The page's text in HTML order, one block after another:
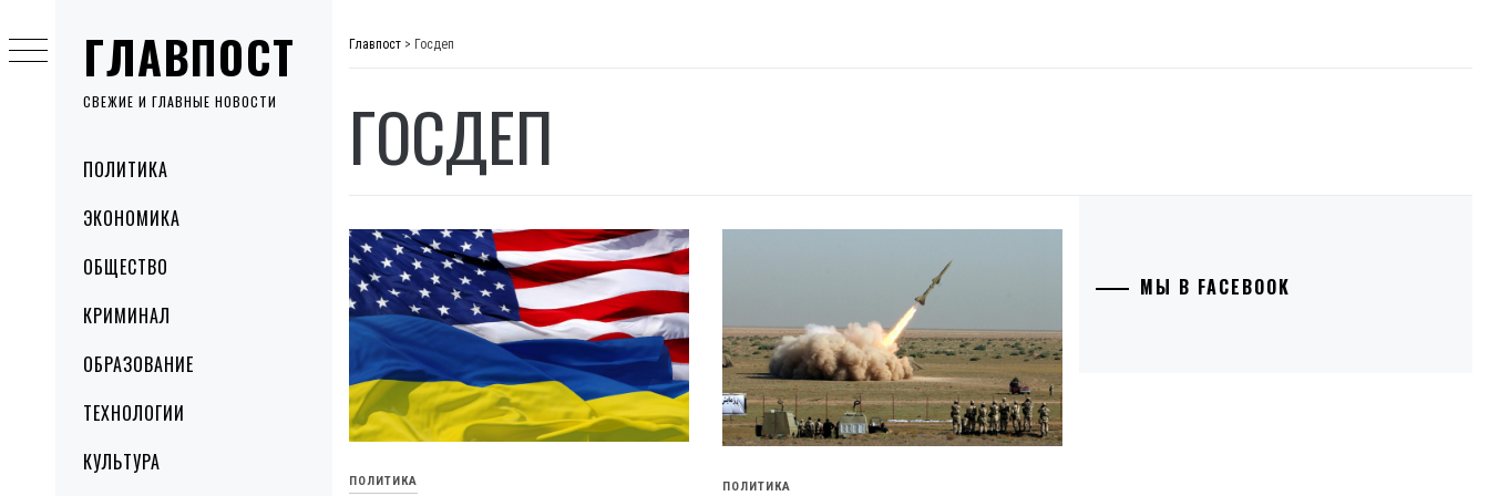
ГЛАВПОСТ
СВЕЖИЕ И ГЛАВНЫЕ НОВОСТИ
MenuПОЛИТИКА
ЭКОНОМИКА
ОБЩЕСТВО
КРИМИНАЛ
ОБРАЗОВАНИЕ
ТЕХНОЛОГИИ
КУЛЬТУРА
to
content
Главпост > Госдеп
ГОСДЕП
ПОЛИТИКА ПОЛИТИКА
МЫ В FACEBOOK